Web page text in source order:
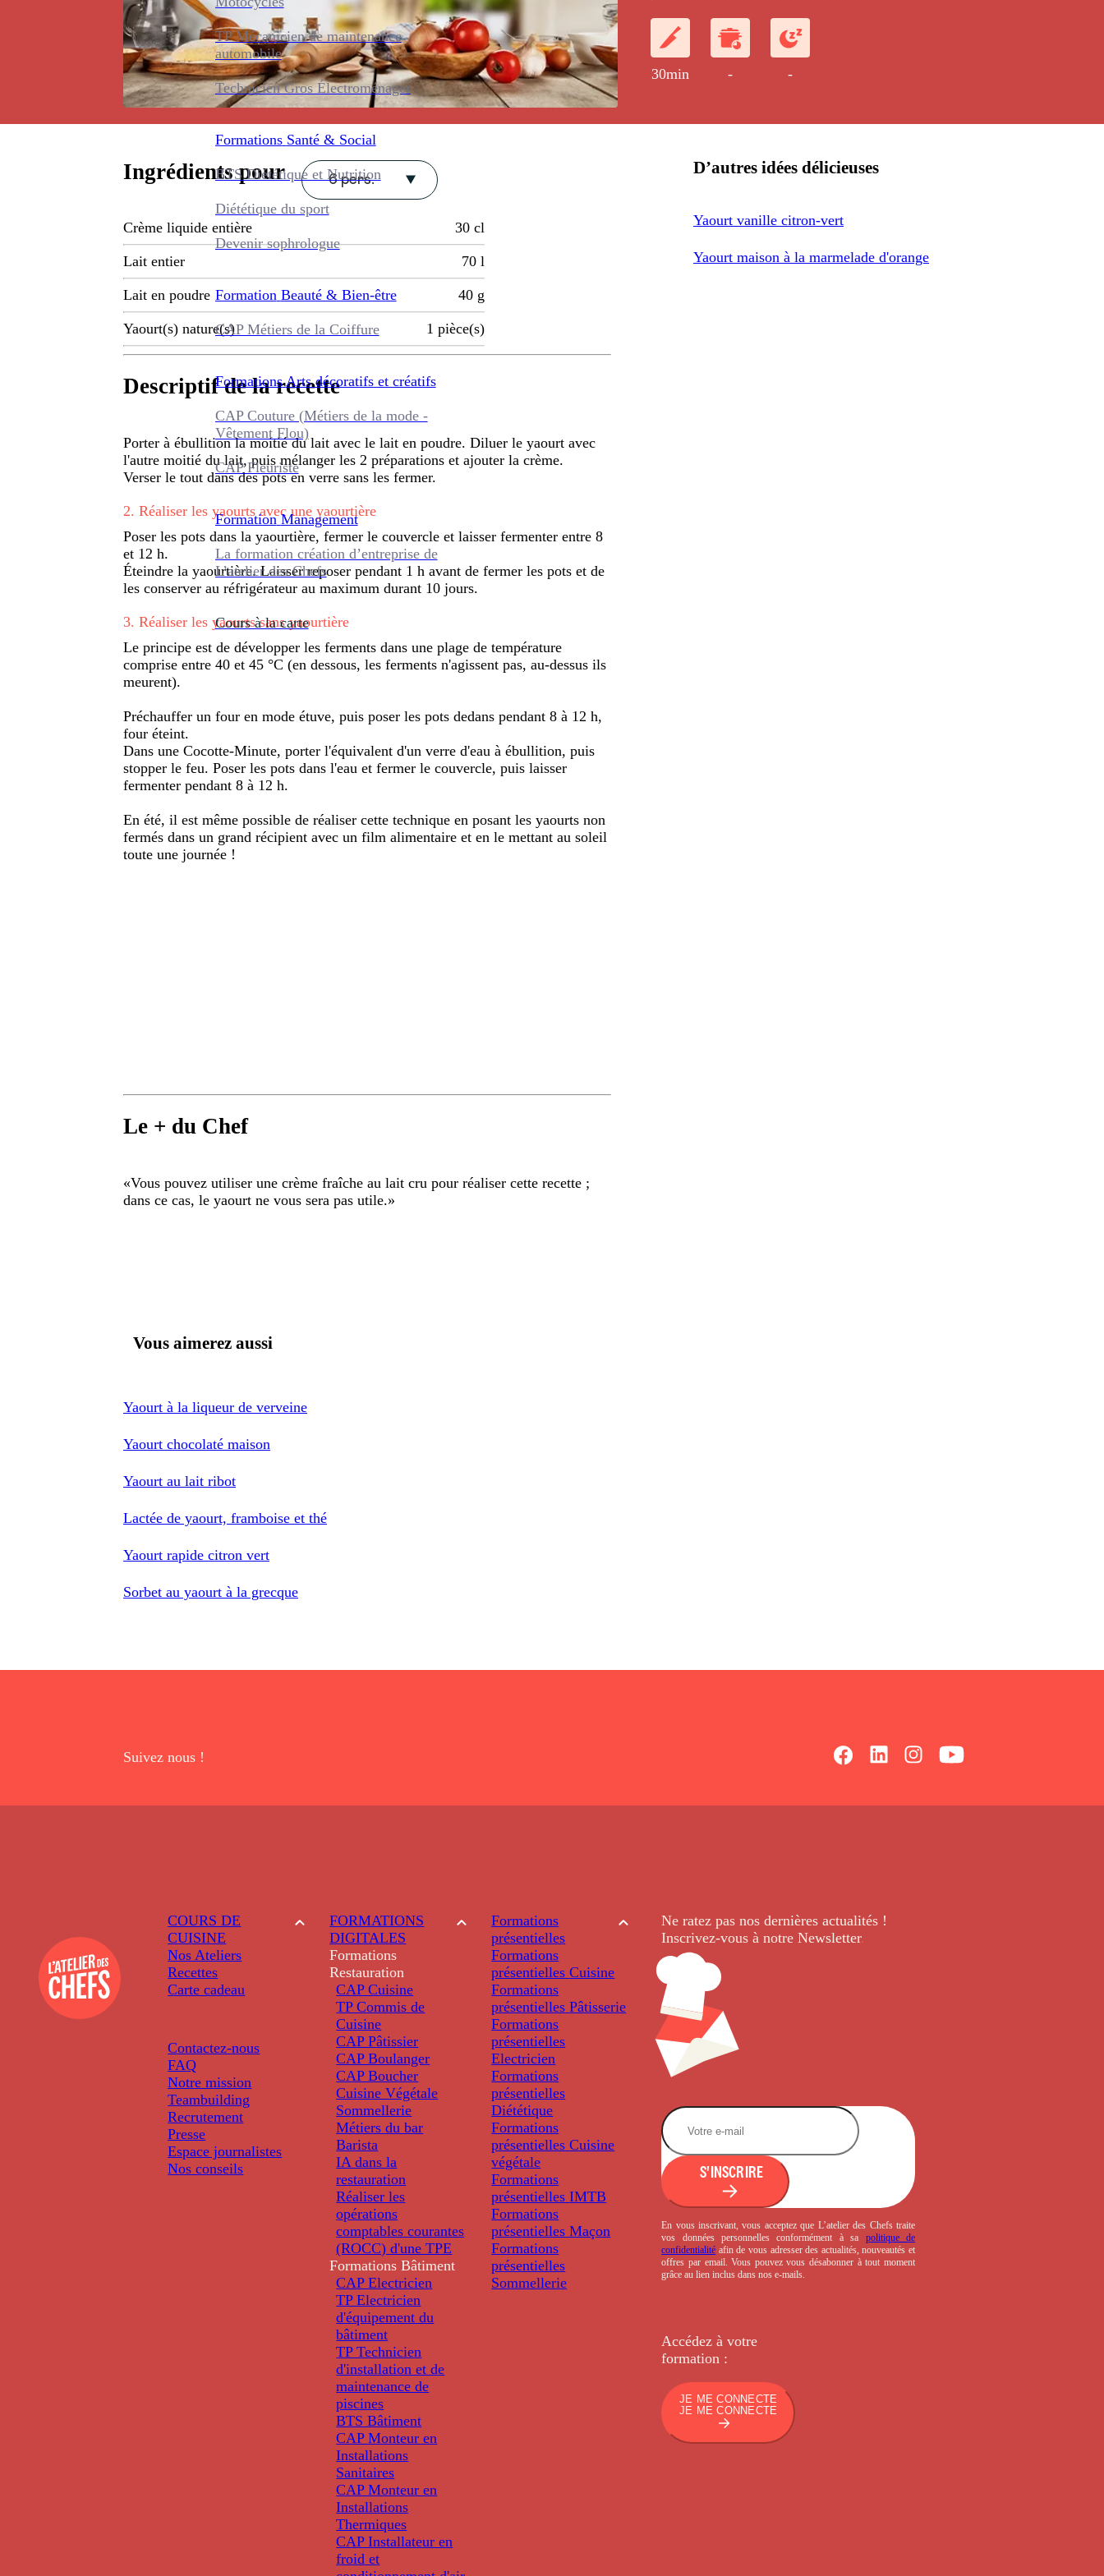
TP Mécanicien de maintenance
automobile
Technicien Gros Électroménager
Formations Santé & Social
BTS Diététique et Nutrition
Diététique du sport
Devenir sophrologue
Formation Beauté & Bien-être
CAP Métiers de la Coiffure
Formations Arts décoratifs et créatifs
CAP Couture (Métiers de la mode -
Vêtement Flou)
CAP Fleuriste
Formation Management
La formation création d’entreprise de
L’atelier des Chefs
Cours à la carte
30min - -
Ingrédients pour 6 pers.
Crème liquide entière 30 cl
Lait entier 70 l
Lait en poudre 40 g
Yaourt(s) nature(s) 1 pièce(s)
Descriptif de la recette
Porter à ébullition la moitié du lait avec le lait en poudre. Diluer le yaourt avec
l'autre moitié du lait, puis mélanger les 2 préparations et ajouter la crème.
Verser le tout dans des pots en verre sans les fermer.
2. Réaliser les yaourts avec une yaourtière
Poser les pots dans la yaourtière, fermer le couvercle et laisser fermenter entre 8
et 12 h.
Éteindre la yaourtière. Laisser reposer pendant 1 h avant de fermer les pots et de
les conserver au réfrigérateur au maximum durant 10 jours.
3. Réaliser les yaourts sans yaourtière
Le principe est de développer les ferments dans une plage de température
comprise entre 40 et 45 °C (en dessous, les ferments n'agissent pas, au-dessus ils
meurent).
Préchauffer un four en mode étuve, puis poser les pots dedans pendant 8 à 12 h,
four éteint.
Dans une Cocotte-Minute, porter l'équivalent d'un verre d'eau à ébullition, puis
stopper le feu. Poser les pots dans l'eau et fermer le couvercle, puis laisser
fermenter pendant 8 à 12 h.
En été, il est même possible de réaliser cette technique en posant les yaourts non
fermés dans un grand récipient avec un film alimentaire et en le mettant au soleil
toute une journée !
Le + du Chef
«Vous pouvez utiliser une crème fraîche au lait cru pour réaliser cette recette ;
dans ce cas, le yaourt ne vous sera pas utile.»
D’autres idées délicieuses
Yaourt vanille citron-vert
Yaourt maison à la marmelade d'orange
Vous aimerez aussi
Yaourt à la liqueur de verveine
Yaourt chocolaté maison
Yaourt au lait ribot
Lactée de yaourt, framboise et thé
Yaourt rapide citron vert
Sorbet au yaourt à la grecque
Suivez nous !
COURS DE
CUISINE
Nos Ateliers
Recettes
Carte cadeau
Contactez-nous
FAQ
Notre mission
Teambuilding
Recrutement
Presse
Espace journalistes
Nos conseils
FORMATIONS
DIGITALES
Formations
Restauration
CAP Cuisine
TP Commis de
Cuisine
CAP Pâtissier
CAP Boulanger
CAP Boucher
Cuisine Végétale
Sommellerie
Métiers du bar
Barista
IA dans la
restauration
Réaliser les
opérations
comptables courantes
(ROCC) d'une TPE
Formations Bâtiment
CAP Electricien
TP Electricien
d'équipement du
bâtiment
TP Technicien
d'installation et de
maintenance de
piscines
BTS Bâtiment
CAP Monteur en
Installations
Sanitaires
CAP Monteur en
Installations
Thermiques
CAP Installateur en
froid et
Formations
présentielles
Formations
présentielles Cuisine
Formations
présentielles Pâtisserie
Formations
présentielles
Electricien
Formations
présentielles
Diététique
Formations
présentielles Cuisine
végétale
Formations
présentielles IMTB
Formations
présentielles Maçon
Formations
présentielles
Sommellerie
Ne ratez pas nos dernièresactualités !
Inscrivez-vous à notre Newsletter.
S'INSCRIRE
En vous inscrivant, vous acceptez que L’atelier des Chefs traite
vos données personnelles conformément à sa politique de
confidentialité afin de vous adresser des actualités, nouveautés et
offres par email. Vous pouvez vous désabonner à tout moment
grâce au lien inclus dans nos e-mails.
Accédez à votre
formation :
JE ME CONNECTE
JE ME CONNECTE